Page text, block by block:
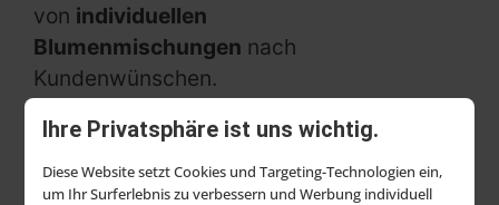
Ihre Privatsphäre ist uns wichtig.
Diese Website setzt Cookies und Targeting-Technologien ein,
um Ihr Surferlebnis zu verbessern und Werbung individuell
von individuellen
Blumenmischungen nach
Kundenwünschen.
Die Nachfrage nach hochwertigem
Kräuter, Bio-Keimsaaten, Rasen und